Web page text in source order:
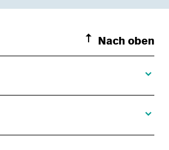
Nach oben